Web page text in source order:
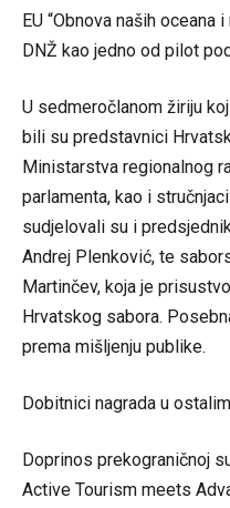
EU “Obnova naših oceana
DNŽ kao jedno od pilot
U sedmeročlanom žiriju
bili su predstavnici
Ministarstva regionalnog
parlamenta, kao i
sudjelovali su i
Andrej Plenković, te
Martinčev, koja je
Hrvatskog sabora.
prema mišljenju publike.
Dobitnici nagrada u
Doprinos prekograničnoj
Active Tourism meets